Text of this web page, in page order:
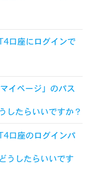
口座にログインで
イページ」のパス
したらいいですか？
口座のログインパ
うしたらいいです